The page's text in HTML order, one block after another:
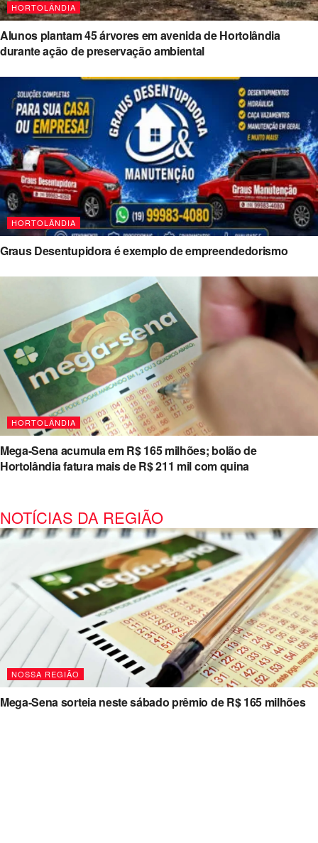
HORTOLÂNDIA
Alunos plantam 45 árvores em avenida de Hortolândia
durante ação de preservação ambiental
HORTOLÂNDIA
Graus Desentupidora é exemplo de empreendedorismo
HORTOLÂNDIA
Mega-Sena acumula em R$ 165 milhões; bolão de
Hortolândia fatura mais de R$ 211 mil com quina
NOTÍCIAS DA REGIÃO
NOSSA REGIÃO
Mega-Sena sorteia neste sábado prêmio de R$ 165 milhões